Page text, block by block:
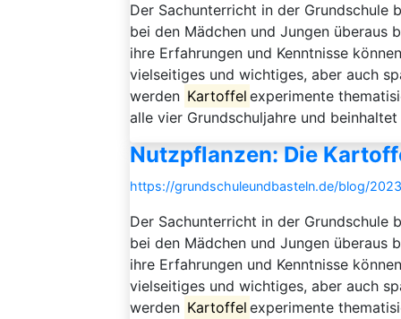
Der Sachunterricht in der Grundschule
bei den Mädchen und Jungen überaus
ihre Erfahrungen und Kenntnisse
vielseitiges und wichtiges, aber auch
werden Kartoffel experimente
alle vier Grundschuljahre und
Nutzpflanzen: Die
https://grundschuleundbasteln.de/blog/
Der Sachunterricht in der Grundschule
bei den Mädchen und Jungen überaus
ihre Erfahrungen und Kenntnisse
vielseitiges und wichtiges, aber auch
werden Kartoffel experimente